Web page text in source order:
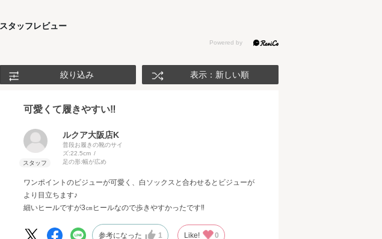
スタッフレビュー
絞り込み 表示：新しい順
可愛くて履きやすい‼
ルクア大阪店K
普段お履きの靴のサイ
ズ:22.5cm
足の形:幅が広め
ワンポイントのビジューが可愛く、白ソックスと合わせるとビジューが
より目立ちます♪
細いヒールですが3㎝ヒールなので歩きやすかったです‼
参考になった 1 Like! 0